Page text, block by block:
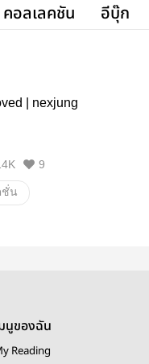
คอลเลคชัน อีบุ๊ก
| nexjung
9
ชั่น
นูของฉัน
Reading